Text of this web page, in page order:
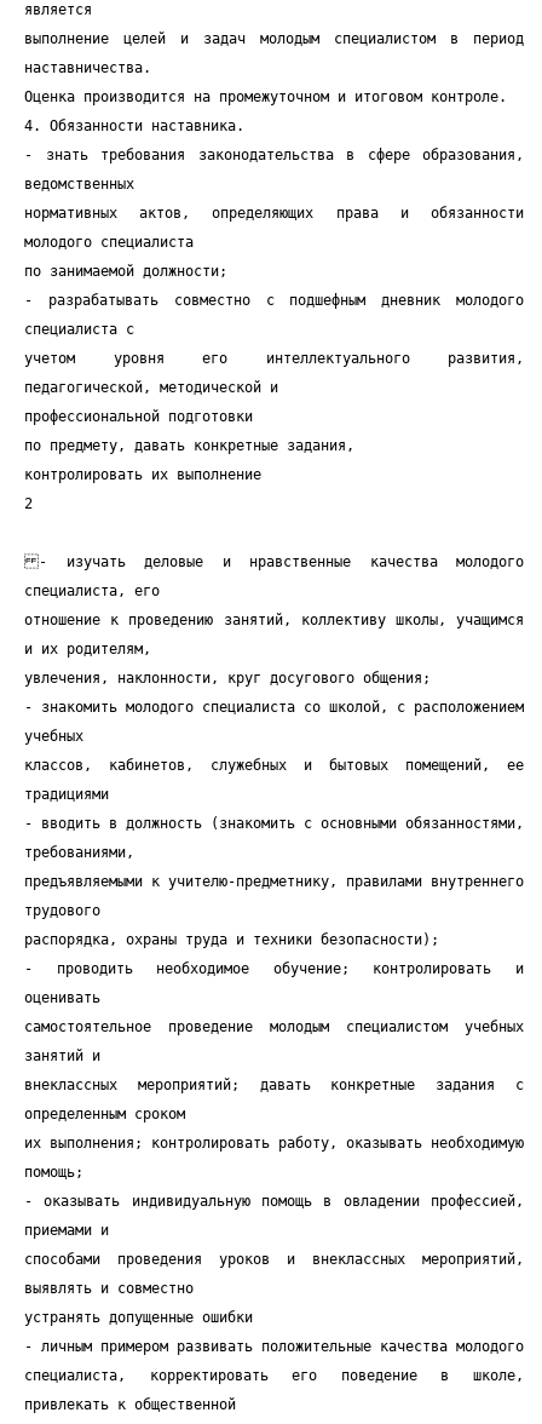
является
выполнение целей и задач молодым специалистом в период
наставничества.
Оценка производится на промежуточном и итоговом контроле.
4. Обязанности наставника.
- знать требования законодательства в сфере образования,
ведомственных
нормативных актов, определяющих права и обязанности
молодого специалиста
по занимаемой должности;
- разрабатывать совместно с подшефным дневник молодого
специалиста с
учетом уровня его интеллектуального развития,
педагогической, методической и
профессиональной подготовки
по предмету, давать конкретные задания,
контролировать их выполнение
2
- изучать деловые и нравственные качества молодого
специалиста, его
отношение к проведению занятий, коллективу школы, учащимся
и их родителям,
увлечения, наклонности, круг досугового общения;
- знакомить молодого специалиста со школой, с расположением
учебных
классов, кабинетов, служебных и бытовых помещений, ее
традициями
- вводить в должность (знакомить с основными обязанностями,
требованиями,
предъявляемыми к учителю-предметнику, правилами внутреннего
трудового
распорядка, охраны труда и техники безопасности);
- проводить необходимое обучение; контролировать и
оценивать
самостоятельное проведение молодым специалистом учебных
занятий и
внеклассных мероприятий; давать конкретные задания с
определенным сроком
их выполнения; контролировать работу, оказывать необходимую
помощь;
- оказывать индивидуальную помощь в овладении профессией,
приемами и
способами проведения уроков и внеклассных мероприятий,
выявлять и совместно
устранять допущенные ошибки
- личным примером развивать положительные качества молодого
специалиста, корректировать его поведение в школе,
привлекать к общественной